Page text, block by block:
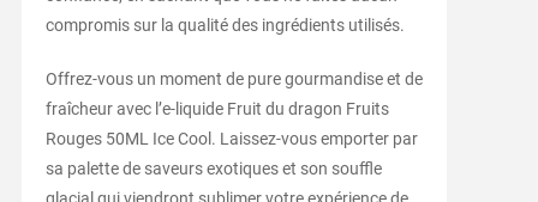
compromis sur la qualité des ingrédients utilisés.
Offrez-vous un moment de pure gourmandise et de
fraîcheur avec l’e-liquide Fruit du dragon Fruits
Rouges 50ML Ice Cool. Laissez-vous emporter par
sa palette de saveurs exotiques et son souffle
glacial qui viendront sublimer votre expérience de